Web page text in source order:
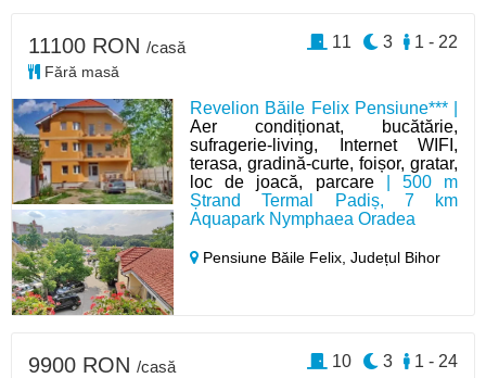
Revelion Băile Felix Pensiune*** |
Aer condiționat, bucătărie,
sufragerie-living, Internet WIFI,
terasa, gradină-curte, foișor, gratar,
loc de joacă, parcare| 500 m
Ștrand Termal Padiș, 7 km
Aquapark Nymphaea Oradea
Pensiune Băile Felix,Județul Bihor
11100 RON /casă
Fără masă
1 - 22
3
11
9900 RON /casă 1 - 24
3
10